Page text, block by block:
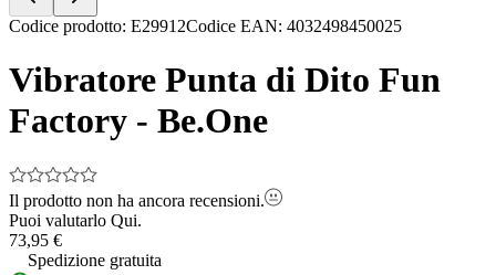
Item
of
5
Codice prodotto: E29912Codice EAN: 4032498450025
Vibratore Punta di Dito Fun
Factory - Be.One
Il prodotto non ha ancora recensioni.
Puoi valutarlo Qui.
73,95 €
Spedizione gratuita